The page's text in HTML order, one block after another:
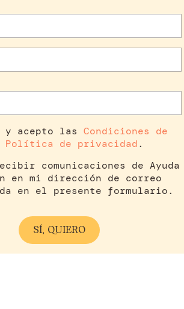
y acepto las Condiciones de
Política de privacidad.
comunicaciones de Ayuda
en mi dirección de correo
en el presente formulario.